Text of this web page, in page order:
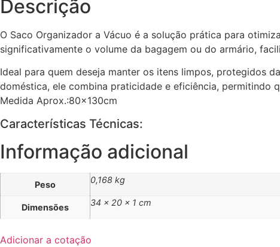
Descrição
O Saco Organizador a Vácuo é a solução prática para
significativamente o volume da bagagem ou do armário,
Ideal para quem deseja manter os itens limpos, protegidos
doméstica, ele combina praticidade e eficiência, permitindo
Medida Aprox.:80x130cm
Características Técnicas:
Informação adicional
Peso 0,168 kg
Dimensões 34 × 20 × 1 cm
Adicionar a cotação